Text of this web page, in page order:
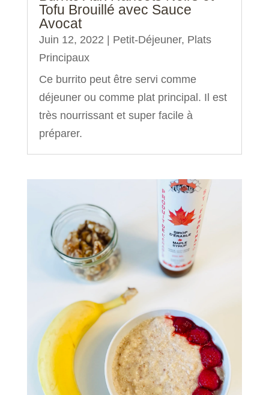
Tofu Brouillé avec Sauce
Avocat
Juin 12, 2022 | Petit-Déjeuner, Plats
Principaux
Ce burrito peut être servi comme
déjeuner ou comme plat principal. Il est
très nourrissant et super facile à
préparer.